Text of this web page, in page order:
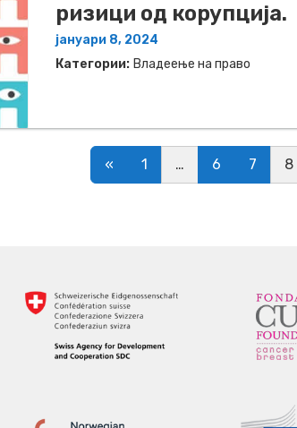
ризици од корупција.
јануари 8, 2024
Категории: Владеење на право
Posts
« 1 … 6 7 8